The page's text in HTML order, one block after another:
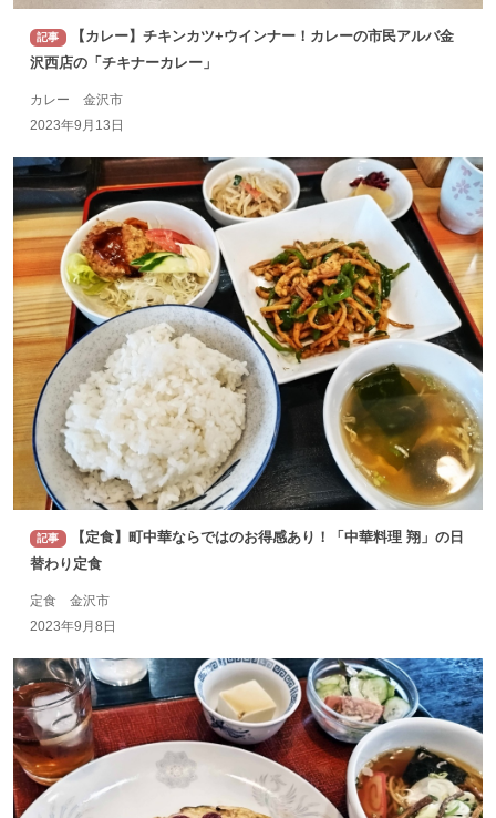
記事
【カレー】チキンカツ+ウインナー！カレーの市民アルバ金
沢西店の「チキナーカレー」
カレー 金沢市
2023年9月13日
記事
【定食】町中華ならではのお得感あり！「中華料理 翔」の日
替わり定食
定食 金沢市
2023年9月8日